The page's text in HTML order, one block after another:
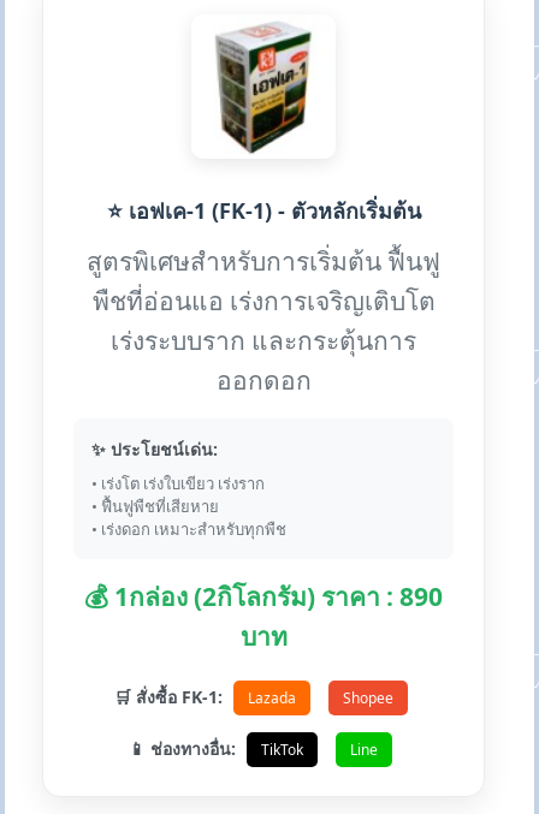
⭐ เอฟเค-1 (FK-1) - ตัวหลักเริ่มต้น
สูตรพิเศษสำหรับการเริ่มต้น ฟื้นฟู
พืชที่อ่อนแอ เร่งการเจริญเติบโต
เร่งระบบราก และกระตุ้นการ
ออกดอก
✨ ประโยชน์เด่น:
• เร่งโต เร่งใบเขียว เร่งราก
• ฟื้นฟูพืชที่เสียหาย
• เร่งดอก เหมาะสำหรับทุกพืช
💰 1กล่อง (2กิโลกรัม) ราคา : 890
บาท
🛒 สั่งซื้อ FK-1: Lazada Shopee
📱 ช่องทางอื่น: TikTok Line